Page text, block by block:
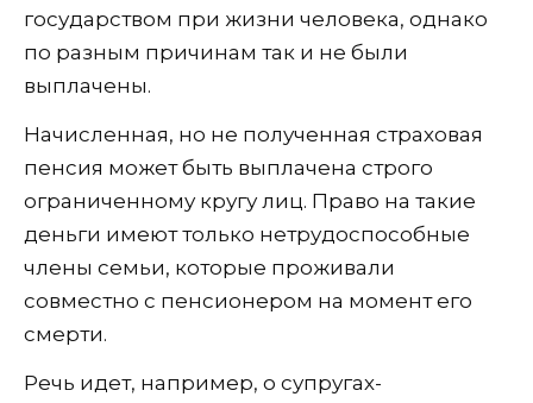
государством при жизни человека, однако
по разным причинам так и не были
выплачены.
Начисленная, но не полученная страховая
пенсия может быть выплачена строго
ограниченному кругу лиц. Право на такие
деньги имеют только нетрудоспособные
члены семьи, которые проживали
совместно с пенсионером на момент его
смерти.
Речь идет, например, о супругах-